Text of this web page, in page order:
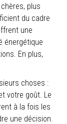
plus
du cadre
une
énergétique
En plus,
choses :
votre goût. Le
à la fois les
une décision.